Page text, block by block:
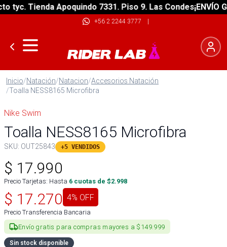
tyc. Tienda Apoquindo 7331. Piso 9. Las Condes¡ENVÍO
+56 2 2244 3777 |
Inicio/Natación/Natacion/Accesorios Natación
/Toalla NESS8165 Microfibra
Nike Swim
Toalla NESS8165 Microfibra
SKU: OUT25843 +5 VENDIDOS
$ 17.990
Precio Tarjetas: Hasta 6 cuotas de $2.998
$ 17.270 4% OFF
Precio Transferencia Bancaria
Envío gratis para compras mayores a $149.999
Sin stock disponible